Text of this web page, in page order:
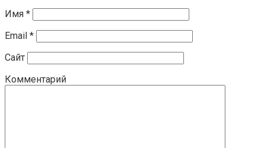
Имя *
Email *
Сайт
Комментарий